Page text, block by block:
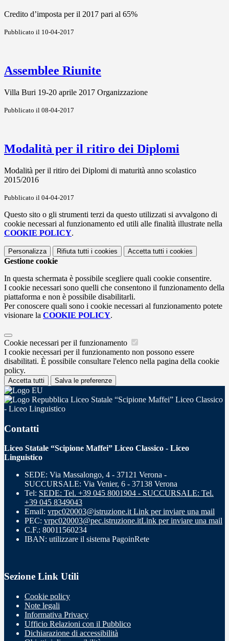
Credito d’imposta per il 2017 pari al 65%
Pubblicato il 10-04-2017
Assemblee Riunite
Villa Buri 19-20 aprile 2017 Organizzazione
Pubblicato il 08-04-2017
Modalità per il ritiro dei Diplomi
Modalità per il ritiro dei Diplomi di maturità anno scolastico
2015/2016
Pubblicato il 04-04-2017
Questo sito o gli strumenti terzi da questo utilizzati si avvalgono di
cookie necessari al funzionamento ed utili alle finalità illustrate nella
COOKIE POLICY.
Personalizza Rifiuta tutti i cookies Accetta tutti i cookies
Gestione cookie
In questa schermata è possibile scegliere quali cookie consentire.
I cookie necessari sono quelli che consentono il funzionamento della
piattaforma e non è possibile disabilitarli.
Per conoscere quali sono i cookie necessari al funzionamento potete
visionare la COOKIE POLICY.
Cookie necessari per il funzionamento
I cookie necessari per il funzionamento non possono essere
disabilitati. È possibile consultare l'elenco nella pagina della cookie
policy.
Accetta tutti Salva le preferenze
Liceo Statale “Scipione Maffei” Liceo Classico
- Liceo Linguistico
Contatti
Liceo Statale “Scipione Maffei” Liceo Classico - Liceo
Linguistico
SEDE: Via Massalongo, 4 - 37121 Verona -
SUCCURSALE: Via Venier, 6 - 37138 Verona
Tel: SEDE: Tel. +39 045 8001904 - SUCCURSALE: Tel.
+39 045 8349043
Email: vrpc020003@istruzione.it Link per inviare una mail
PEC: vrpc020003@pec.istruzione.itLink per inviare una mail
C.F.: 80011560234
IBAN: utilizzare il sistema PagoinRete
Sezione Link Utili
Cookie policy
Note legali
Informativa Privacy
Ufficio Relazioni con il Pubblico
Dichiarazione di accessibilità